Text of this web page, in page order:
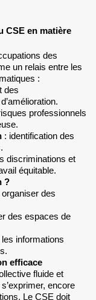
CSE en matière
des
un relais entre les
:
des
professionnels
: identification des
discriminations et
équitable.
?
organiser des
des espaces de
informations
efficace
fluide et
encore
Le CSE doit